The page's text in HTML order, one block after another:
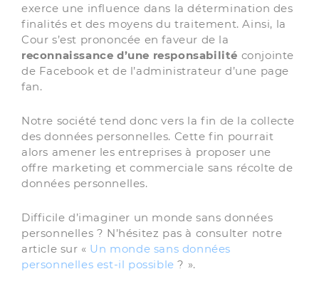
exerce une influence dans la détermination des
finalités et des moyens du traitement. Ainsi, la
Cour s’est prononcée en faveur de la
reconnaissance d’une responsabilité conjointe
de Facebook et de l’administrateur d’une page
fan.
Notre société tend donc vers la fin de la collecte
des données personnelles. Cette fin pourrait
alors amener les entreprises à proposer une
offre marketing et commerciale sans récolte de
données personnelles.
Difficile d’imaginer un monde sans données
personnelles ? N’hésitez pas à consulter notre
article sur « Un monde sans données
personnelles est-il possible ? ».